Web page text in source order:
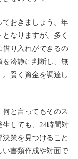
ておきましょう。年
なりますが、多く
借り入れができるの
を冷静に判断し、無
賢く資金を調達し
と言ってもそのス
生しても、24時間対
策を見つけること
い書類作成や対面で